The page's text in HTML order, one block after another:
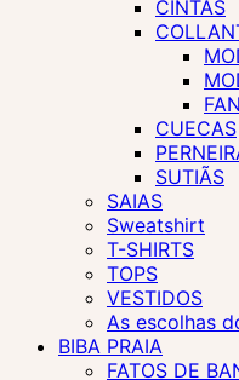
CINTAS
CUECAS
SUTIÃS
SAIAS
Sweatshirt
T-SHIRTS
TOPS
VESTIDOS
As escolhas
BIBA PRAIA
FATOS DE